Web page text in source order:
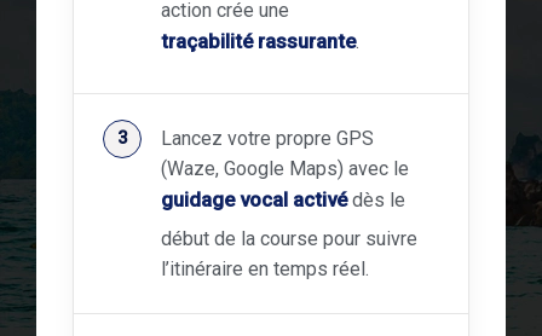
action crée une
traçabilité rassurante.
Lancez votre propre GPS
(Waze, Google Maps) avec le
guidage vocal activédès le
début de la course pour suivre
l’itinéraire en temps réel.